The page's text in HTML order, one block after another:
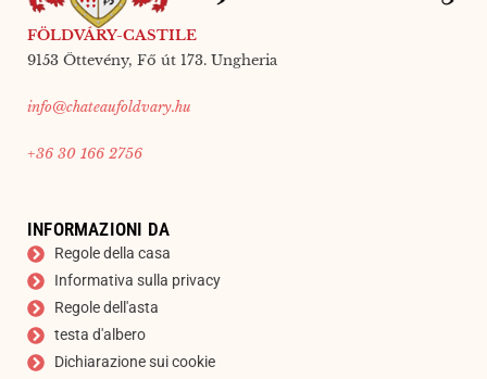
FÖLDVÁRY-CASTILE
9153 Öttevény, Fő út 173. Ungheria
info@chateaufoldvary.hu
+36 30 166 2756
INFORMAZIONI DA
Regole della casa
Informativa sulla privacy
Regole dell'asta
testa d'albero
Dichiarazione sui cookie